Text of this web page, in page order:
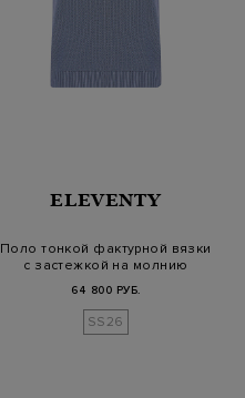
ELEVENTY
Поло тонкой фактурной вязки
с застежкой на молнию
64 800 РУБ.
SS26